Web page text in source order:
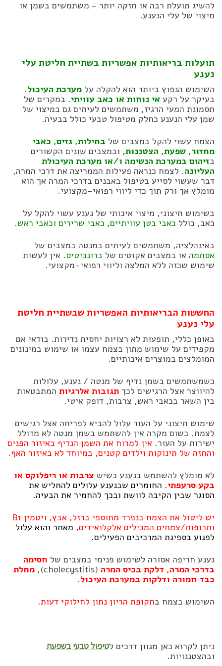
להשיג תועלת רבה או חזקה יותר – משתמשים בשמן או
מיצוי של עלי הנענע.
תועלות בריאותיות אפשריות בשתיית חליטת עלי
נענע
השימוש הנפוץ ביותר הוא להקלה על מערכת העיכול.
בעיקר על רקע אי נוחות או כאב עוויתי. במקרים של
תסמונת המעי הרגיז, משתמשים לעיתים גם במיצוי של
שמן עלי הנענע כחלק מטיפול טבעי כולל בבעיה.
הצמח עשוי להקל במצבים של בחילות, גזים, כאבי
מחזור, שפעת, הצטננות, ובמצבים שונים הקשורים
בזיהום במערכת הנשימה ו/או מערכת העיכולת
העליונה. לצמח כנראה פעילות הממריצה את דרכי המרה,
דבר שעשוי לסייע בטיפול באבנים בדרכי המרה אך הוא
מומלץ אך ורק תוך כדי ליווי רפואי-מקצועי.
בשימוש חיצוני, מיצוי איכותי של נענע עשוי להקל על
כאב, כולל כאבי בטן עוויתיים, כאבי שרירים וכאבי ראש.
באינהלציה, משתמשים לעיתים במנטה במצבים של
אסתמה או במצבים אקוטים של ברונכיטיס. אין לעשות
שימוש שכזה ללא המלצה וליווי רפואי-מקצועי.
החששות הבריאותיות האפשריות שבשתיית חליטת
עלי נענע
באופן כללי, תופעות לא רצויות יחסית נדירות. בודאי אם
מקפידים על שימוש מתון בצמח עצמו או שימוש במינונים
המומלצים במוצרים איכותיים.
כשמשתמשים בשמן נדיף של מנטה / נענע, עלולות
להיווצר אצל הרגישים לכך תגובות אלרגיות המתבטאות
בין השאר בכאבי ראש, צרבות, דופק איטי.
שימוש חיצוני על העור עלול להביא לפריחה אצל רגישים
לצמח. בשום מקרה אין להשתמש בשמן מנטה לא מדולל
ישירות על העור. אין למרוח את השמן הנדיף באיזור הפנים
והחזה של תינוקות וילדים קטנים, במיוחד לא באיזור האף.
לא מומלץ להשתמש בנענע כשיש צרבות או ריפלוקס או
בקע סרעפתי. החומרים שבנענע עלולים להחליש את
הסוגר שבין הקיבה לוושת ובכך להחמיר את הבעיה.
יש ליטול את הצמח בנפרד מתוספי ברזל, אבץ, ויטמין B1
ותרופות/צמחים המכילים אלקלואידים, מאחר והוא עלול
לפגוע בספיגת המרכיבים הפעילים.
נענע חריפה אסורה לשימוש פנימי במצבים של חסימה
בדרכי המרה, דלקת בכיס המרה (cholecystitis),
מחלת
כבד חמורה ודלקות במערכת העיכול.
השימוש בצמח בתקופת הריון נתון לחילוקי דעות.
ניתן לקרוא כאן מגוון דרכים לטיפול טבעי בשפעת
ובהצטננויות.